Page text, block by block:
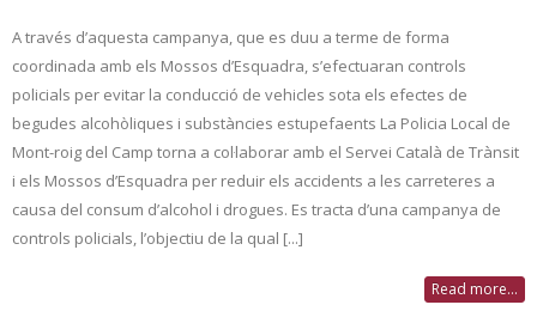
A través d’aquesta campanya, que es duu a terme de forma
coordinada amb els Mossos d’Esquadra, s’efectuaran controls
policials per evitar la conducció de vehicles sota els efectes de
begudes alcohòliques i substàncies estupefaents La Policia Local de
Mont-roig del Camp torna a col·laborar amb el Servei Català de Trànsit
i els Mossos d’Esquadra per reduir els accidents a les carreteres a
causa del consum d’alcohol i drogues. Es tracta d’una campanya de
controls policials, l’objectiu de la qual [...]
Read more...